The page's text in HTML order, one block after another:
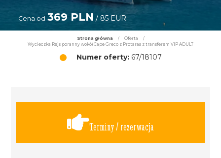
Cena od 369 PLN / 85 EUR
Strona główna / Oferta
/
Wycieczka Rejs poranny wokół Cape Greco z Protaras z transferem VIP ADULT
Numer oferty:67/18107
Terminy / rezerwacja